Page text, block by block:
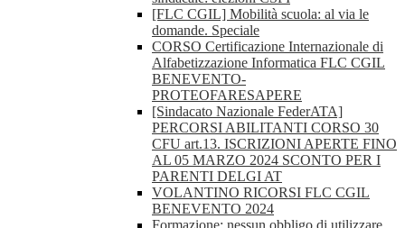
[FLC CGIL] Mobilità scuola: al via le
domande. Speciale
CORSO Certificazione Internazionale di
Alfabetizzazione Informatica FLC CGIL
BENEVENTO-
PROTEOFARESAPERE
[Sindacato Nazionale FederATA]
PERCORSI ABILITANTI CORSO 30
CFU art.13. ISCRIZIONI APERTE FINO
AL 05 MARZO 2024 SCONTO PER I
PARENTI DELGI AT
VOLANTINO RICORSI FLC CGIL
BENEVENTO 2024